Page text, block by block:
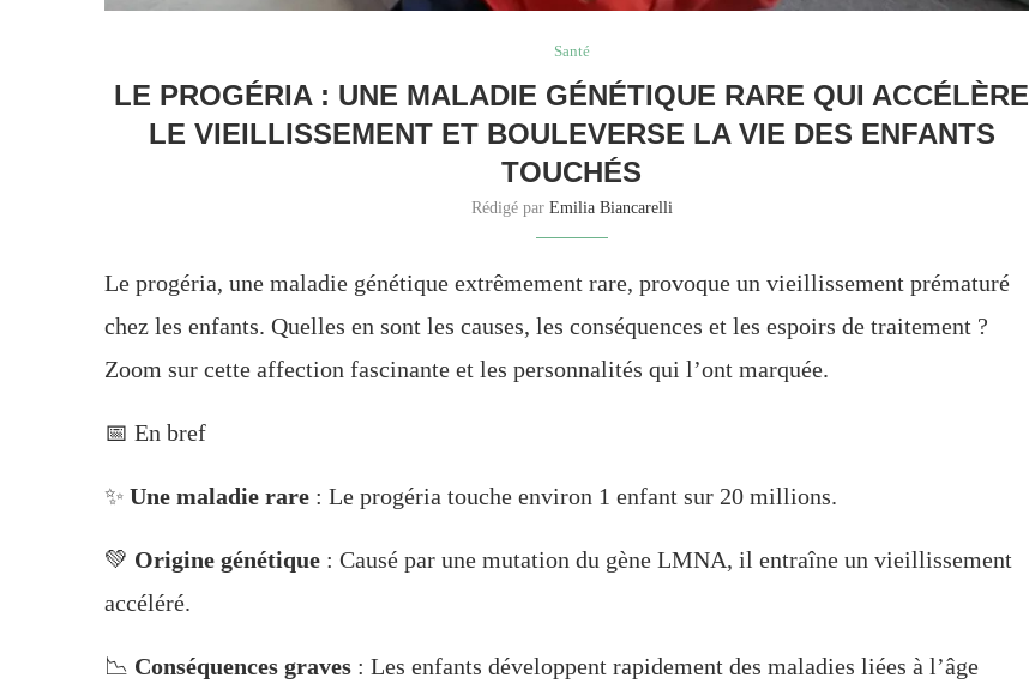
Santé
LE PROGÉRIA : UNE MALADIE GÉNÉTIQUE RARE QUI ACCÉLÈRE
LE VIEILLISSEMENT ET BOULEVERSE LA VIE DES ENFANTS
TOUCHÉS
Rédigé par Emilia Biancarelli
Le progéria, une maladie génétique extrêmement rare, provoque un vieillissement prématuré
chez les enfants. Quelles en sont les causes, les conséquences et les espoirs de traitement ?
Zoom sur cette affection fascinante et les personnalités qui l’ont marquée.
📅 En bref
✨ Une maladie rare : Le progéria touche environ 1 enfant sur 20 millions.
💚 Origine génétique : Causé par une mutation du gène LMNA, il entraîne un vieillissement
accéléré.
📉 Conséquences graves : Les enfants développent rapidement des maladies liées à l’âge